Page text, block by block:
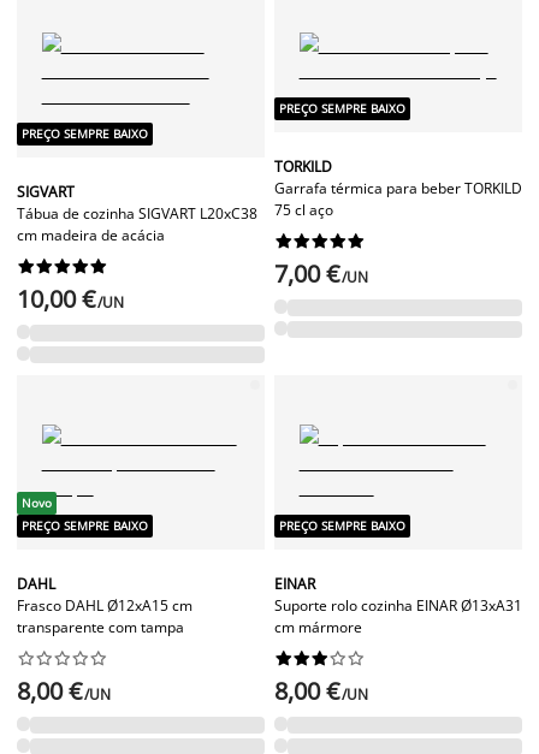
PREÇO SEMPRE BAIXO
SIGVART
Tábua de cozinha SIGVART L20xC38
cm madeira de acácia






10,00 €/UN
PREÇO SEMPRE BAIXO
TORKILD
Garrafa térmica para beber TORKILD
75 cl aço






7,00 €/UN
Novo
PREÇO SEMPRE BAIXO
DAHL
Frasco DAHL Ø12xA15 cm
transparente com tampa






8,00 €/UN
PREÇO SEMPRE BAIXO
EINAR
Suporte rolo cozinha EINAR Ø13xA31
cm mármore






8,00 €/UN